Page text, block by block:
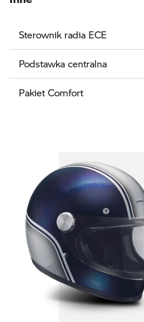
Sterownik radia ECE
Podstawka centralna
Pakiet Comfort